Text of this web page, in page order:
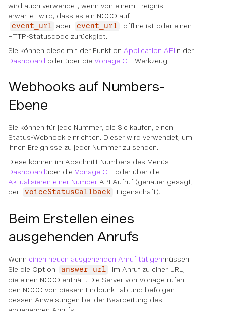
wird auch verwendet, wenn von einem Ereignis
erwartet wird, dass es ein NCCO auf
event_url aber event_url
offline ist oder einen
HTTP-Statuscode zurückgibt.
Sie können diese mit der Funktion Application APIin der
Dashboard oder über die Vonage CLI Werkzeug.
Webhooks auf Numbers-
Ebene
Sie können für jede Nummer, die Sie kaufen, einen
Status-Webhook einrichten. Dieser wird verwendet, um
Ihnen Ereignisse zu jeder Nummer zu senden.
Diese können im Abschnitt Numbers des Menüs
Dashboardüber die Vonage CLI oder über die
Aktualisieren einer Number API-Aufruf (genauer gesagt,
der
voiceStatusCallback Eigenschaft).
Beim Erstellen eines
ausgehenden Anrufs
Wenn einen neuen ausgehenden Anruf tätigenmüssen
Sie die Option
answer_url
im Anruf zu einer URL,
die einen NCCO enthält. Die Server von Vonage rufen
den NCCO von diesem Endpunkt ab und befolgen
dessen Anweisungen bei der Bearbeitung des